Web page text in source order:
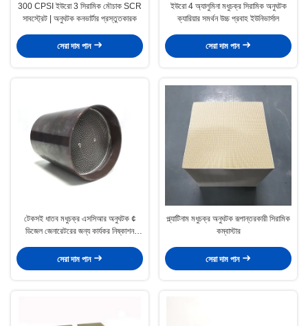
300 CPSI ইউরো 3 সিরামিক মৌচাক SCR
সাবস্ট্রেট | অনুঘটক কনভার্টার প্রস্তুতকারক
সেরা দাম পান
ইউরো 4 অ্যালুমিনা মধুচক্র সিরামিক অনুঘটক
ক্যারিয়ার সমর্থন উচ্চ প্রবাহ ইউনিভার্সাল
সেরা দাম পান
টেকসই ধাতব মধুচক্র এসসিআর অনুঘটক ¢
ডিজেল জেনারেটরের জন্য কার্যকর নিষ্কাশন
সেরা দাম পান
প্ল্যাটিনাম মধুচক্র অনুঘটক রূপান্তরকারী সিরামিক
কম্বাস্টার
সেরা দাম পান